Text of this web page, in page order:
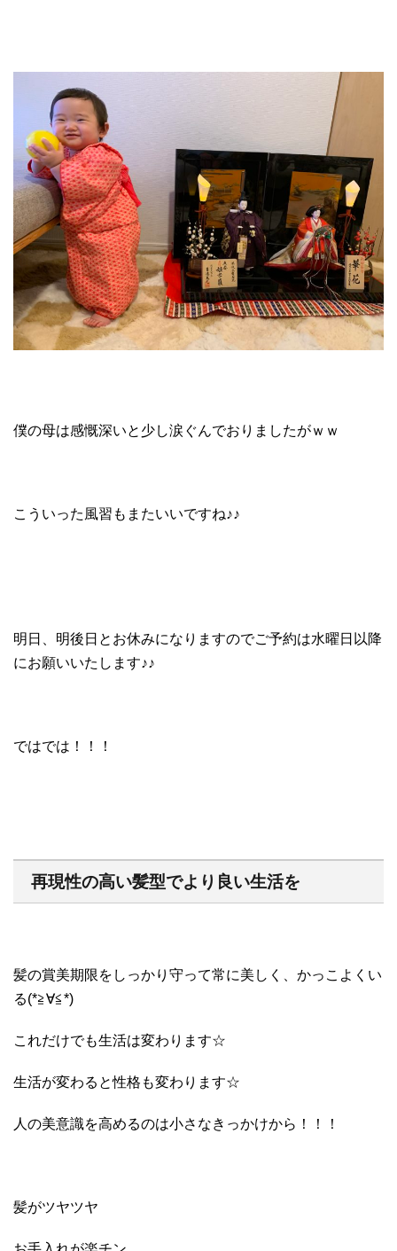
僕の母は感慨深いと少し涙ぐんでおりましたがｗｗ
こういった風習もまたいいですね♪♪
明日、明後日とお休みになりますのでご予約は水曜日以降
にお願いいたします♪♪
ではでは！！！
再現性の高い髪型でより良い生活を
髪の賞美期限をしっかり守って常に美しく、かっこよくい
る(*≧∀≦*)
これだけでも生活は変わります☆
生活が変わると性格も変わります☆
人の美意識を高めるのは小さなきっかけから！！！
髪がツヤツヤ